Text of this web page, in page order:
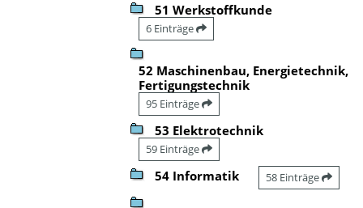
51 Werkstoffkunde
6 Einträge
52 Maschinenbau, Energietechnik,
Fertigungstechnik
95 Einträge
53 Elektrotechnik
59 Einträge
54 Informatik 58 Einträge